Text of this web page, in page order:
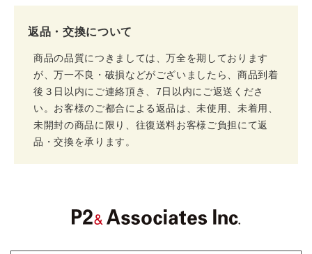
返品・交換について
商品の品質につきましては、万全を期しております
が、万一不良・破損などがございましたら、商品到着
後３日以内にご連絡頂き、7日以内にご返送くださ
い。お客様のご都合による返品は、未使用、未着用、
未開封の商品に限り、往復送料お客様ご負担にて返
品・交換を承ります。